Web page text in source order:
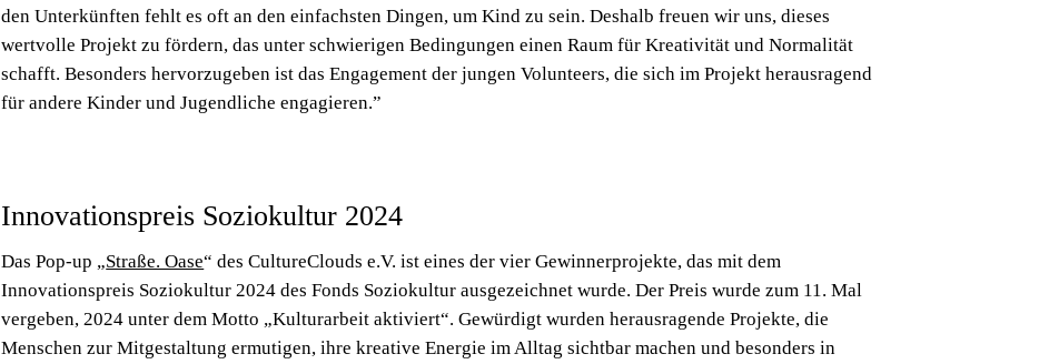
den Unterkünften fehlt es oft an den einfachsten Dingen, um Kind zu sein. Deshalb freuen wir uns, dieses
wertvolle Projekt zu fördern, das unter schwierigen Bedingungen einen Raum für Kreativität und Normalität
schafft. Besonders hervorzugeben ist das Engagement der jungen Volunteers, die sich im Projekt herausragend
für andere Kinder und Jugendliche engagieren.”
Innovationspreis Soziokultur 2024
Das Pop-up „Straße. Oase“ des CultureClouds e.V. ist eines der vier Gewinnerprojekte, das mit dem
Innovationspreis Soziokultur 2024 des Fonds Soziokultur ausgezeichnet wurde. Der Preis wurde zum 11. Mal
vergeben, 2024 unter dem Motto „Kulturarbeit aktiviert“. Gewürdigt wurden herausragende Projekte, die
Menschen zur Mitgestaltung ermutigen, ihre kreative Energie im Alltag sichtbar machen und besonders in